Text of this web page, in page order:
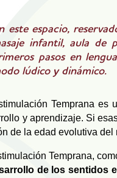
este espacio,
infantil, aula de
pasos en
lúdico y dinámico.
Temprana es
y aprendizaje. Si
de la edad evolutiva
Temprana,
de los sentidos